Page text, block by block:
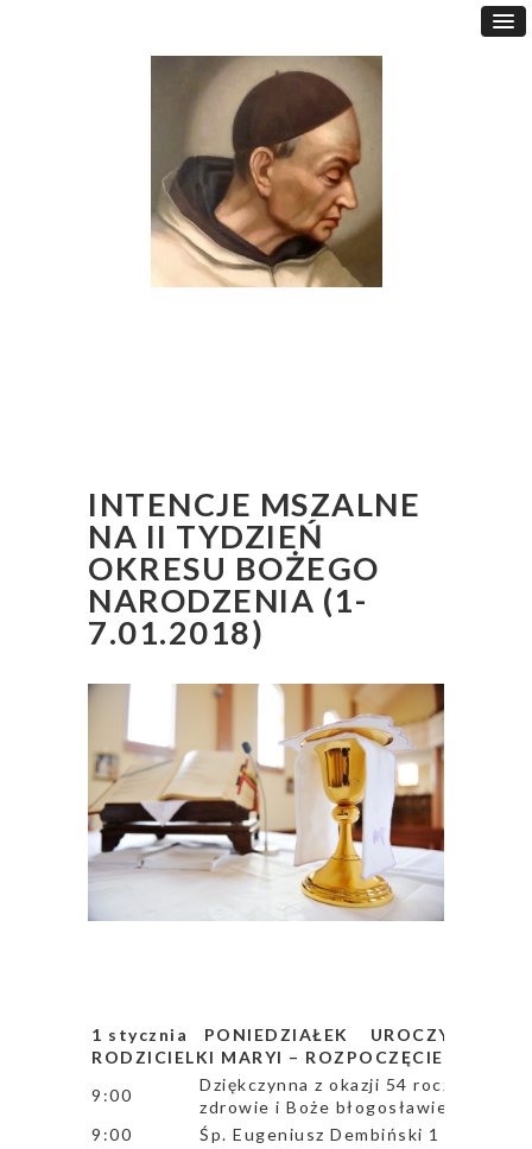
INTENCJE MSZALNE
NA II TYDZIEŃ
OKRESU BOŻEGO
NARODZENIA (1-
7.01.2018)
1 stycznia PONIEDZIAŁEK UROCZYSTOŚĆ
RODZICIELKI MARYI – ROZPOCZĘCIE
9:00
Dziękczynna z okazji 54 rocz. ślubu
zdrowie i Boże błogosławieństwo,
9:00
Śp. Eugeniusz Dembiński 1 greg.